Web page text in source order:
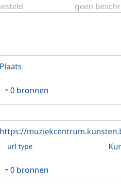
geen
Plaats
0 bronnen
https://
url type
0 bronnen